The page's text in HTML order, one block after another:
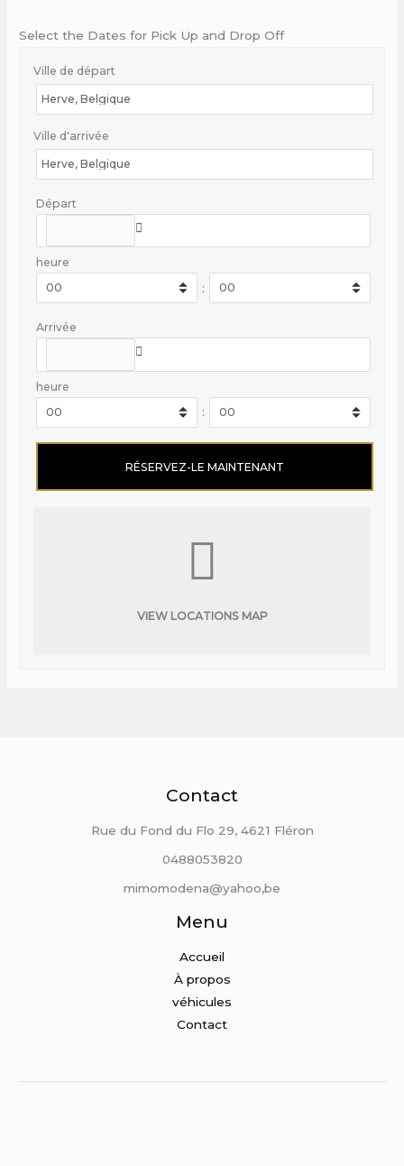
Select the Dates for Pick Up and Drop Off
Ville de départ
Ville d'arrivée
Départ
heure
:
Arrivée
heure
:
VIEW LOCATIONS MAP
Contact
Rue du Fond du Flo 29, 4621 Fléron
0488053820
mimomodena@yahoo,be
Menu
Accueil
À propos
véhicules
Contact